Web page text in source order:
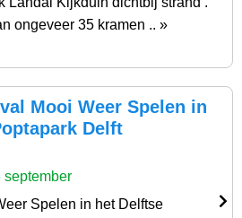
ongeveer 35 kramen .. »
Mooi Weer Spelen in
Delft
september
Spelen in het Delftse